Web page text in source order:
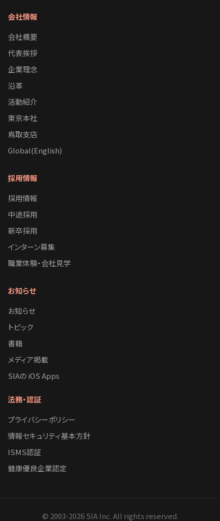
会社情報
会社概要
代表挨拶
企業理念
沿革
活動紹介
東京本社
鳥取支店
Global(English)
採用情報
採用情報
中途採用
新卒採用
インターン募集
職業体験・会社見学
お知らせ
お知らせ
トピック
書籍
メディア掲載
SIAの iOS Apps
法務・認証
プライバシーポリシー
情報セキュリティ基本方針
ISMS認証
健康優良企業認定
© 2003-2026SIA Inc. All rights reserved.